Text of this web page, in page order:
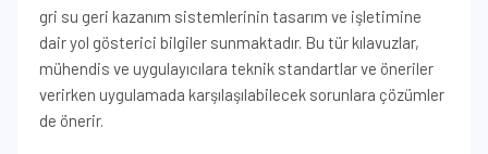
gri su geri kazanım sistemlerinin tasarım ve işletimine
dair yol gösterici bilgiler sunmaktadır. Bu tür kılavuzlar,
mühendis ve uygulayıcılara teknik standartlar ve öneriler
verirken uygulamada karşılaşılabilecek sorunlara çözümler
de önerir.